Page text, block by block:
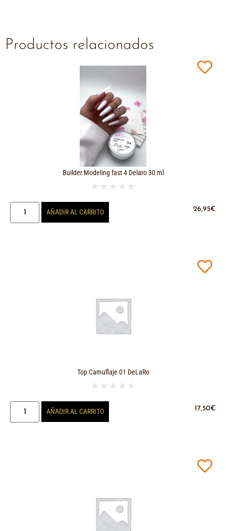
Productos relacionados
Builder Modeling fast 4 Delaro 30 ml
★ ★ ★ ★ ★
26,95€
AÑADIR AL CARRITO
Top Camuflaje 01 DeLaRo
★ ★ ★ ★ ★
17,50€
AÑADIR AL CARRITO